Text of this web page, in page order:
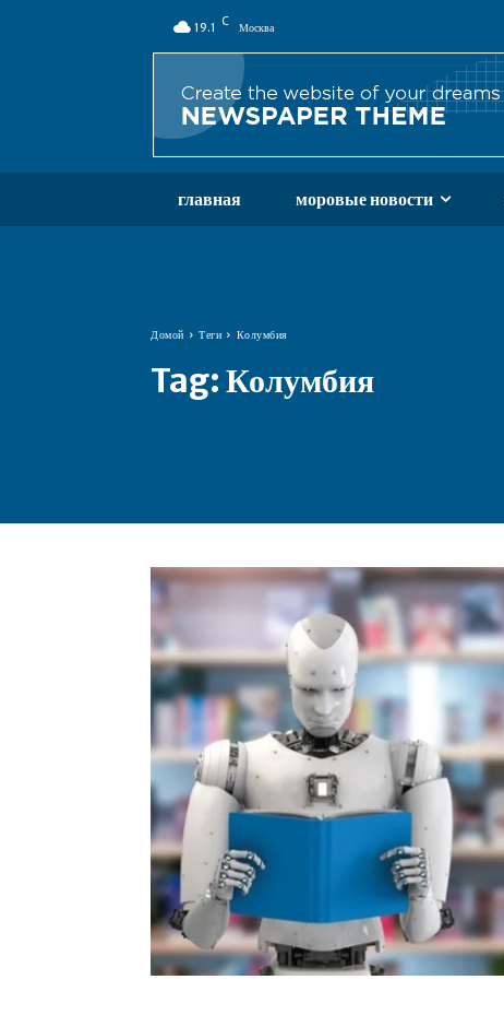
19.1 C Москва
главная моровые новости
Домой Теги Колумбия
Tag:Колумбия